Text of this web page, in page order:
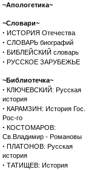
~Апологетика~
~Словари~
· ИСТОРИЯ Отечества
· СЛОВАРЬ биографий
· БИБЛЕЙСКИЙ словарь
· РУССКОЕ ЗАРУБЕЖЬЕ
~Библиотечка~
· КЛЮЧЕВСКИЙ: Русская
история
· КАРАМЗИН: История Гос.
Рос-го
· КОСТОМАРОВ:
Св.Владимир - Романовы
· ПЛАТОНОВ: Русская
история
· ТАТИЩЕВ: История